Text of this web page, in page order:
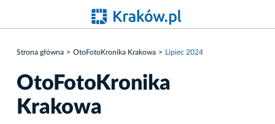
Strona główna OtoFotoKronika Krakowa Lipiec 2024
OtoFotoKronika
Krakowa